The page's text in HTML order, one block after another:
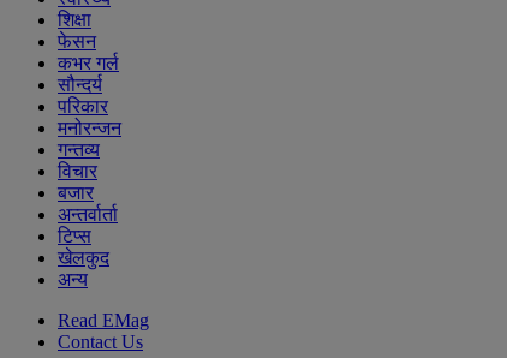
शिक्षा
फेसन
कभर गर्ल
सौन्दर्य
परिकार
मनोरन्जन
गन्तव्य
विचार
बजार
अन्तर्वार्ता
टिप्स
खेलकुद
अन्य
Read EMag
Contact Us